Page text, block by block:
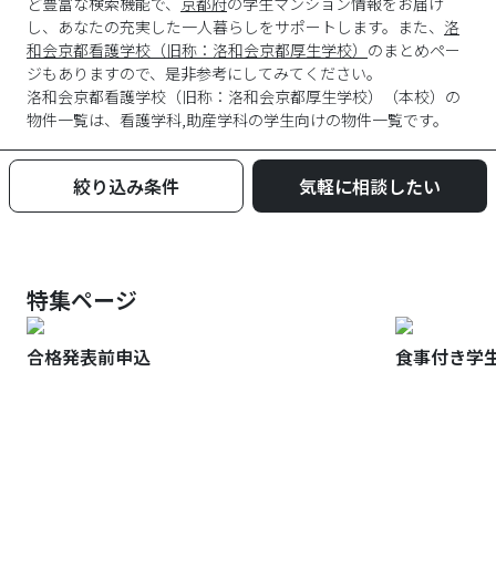
し、あなたの充実した一人暮らしをサポートします。また、 洛
和会京都看護学校（旧称：洛和会京都厚生学校） のまとめペー
ジもありますので、是非参考にしてみてください。
洛和会京都看護学校（旧称：洛和会京都厚生学校）
（本校）の
物件一覧は、 看護学科,助産学科の学生向けの物件一覧です。
絞り込み条件 気軽に相談したい
特集ページ
合格発表前申込 食事付き学